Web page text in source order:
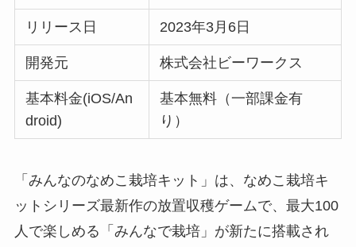
リリース日 2023年3月6日
開発元 株式会社ビーワークス
基本料金(iOS/An
droid)
基本無料（一部課金有
り）
「みんなのなめこ栽培キット」は、なめこ栽培キ
ットシリーズ最新作の放置収穫ゲームで、最大100
人で楽しめる「みんなで栽培」が新たに搭載され